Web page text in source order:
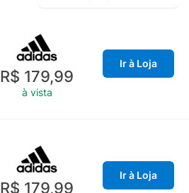
R$ 179,99
à vista
Ir à Loja
R$ 179,99
Ir à Loja